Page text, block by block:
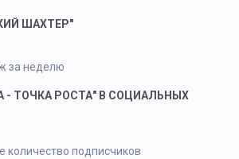
ШАХТЕР"
за неделю
- ТОЧКА РОСТА" В СОЦИАЛЬНЫХ
количество подписчиков